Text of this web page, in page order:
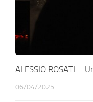
ALESSIO ROSATI –
06/04/2025